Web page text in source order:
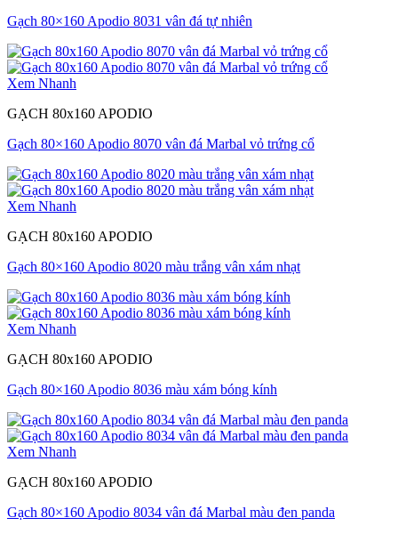
Gạch 80×160 Apodio 8031 vân đá tự nhiên
Xem Nhanh
GẠCH 80x160 APODIO
Gạch 80×160 Apodio 8070 vân đá Marbal vỏ trứng cổ
Xem Nhanh
GẠCH 80x160 APODIO
Gạch 80×160 Apodio 8020 màu trắng vân xám nhạt
Xem Nhanh
GẠCH 80x160 APODIO
Gạch 80×160 Apodio 8036 màu xám bóng kính
Xem Nhanh
GẠCH 80x160 APODIO
Gạch 80×160 Apodio 8034 vân đá Marbal màu đen panda